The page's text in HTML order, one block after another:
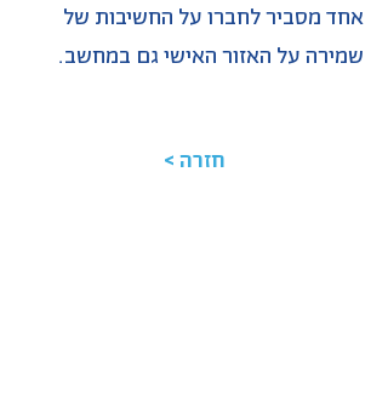
אחד מסביר לחברו על החשיבות של
שמירה על האזור האישי גם במחשב.
< חזרה